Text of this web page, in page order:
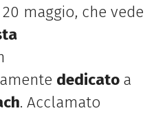
maggio, che vede
dedicato a
. Acclamato